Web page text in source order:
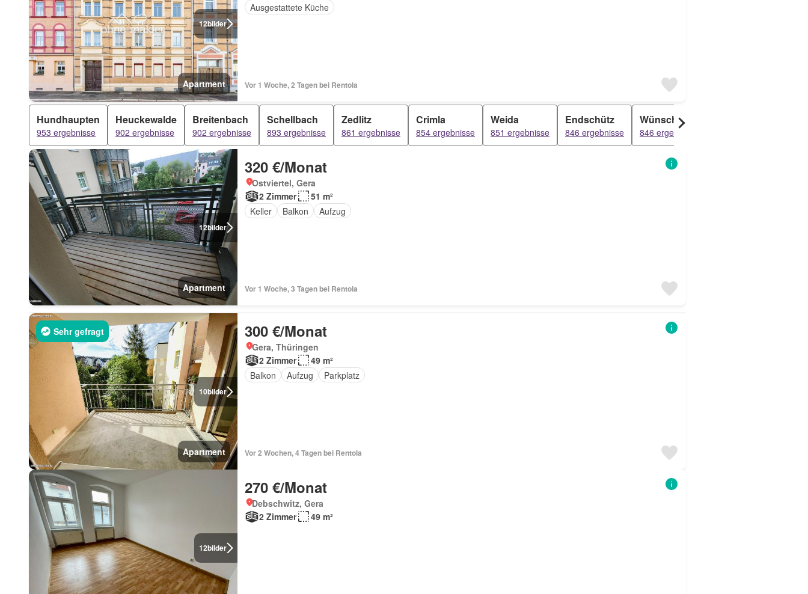
12bilder
Apartment
Ausgestattete Küche
Vor 1 Woche, 2 Tagen bei Rentola
Hundhaupten
953 ergebnisse
Heuckewalde
902 ergebnisse
Breitenbach
902 ergebnisse
Schellbach
893 ergebnisse
Zedlitz
861 ergebnisse
Crimla
854 ergebnisse
Weida
851 ergebnisse
Endschütz
846 ergebnisse
Wünschendorf
846 ergebnisse
12bilder
Apartment
320 €/Monat
Ostviertel, Gera
2 Zimmer
51 m²
Keller
Balkon Aufzug
Vor 1 Woche, 3 Tagen bei Rentola
10bilder
Sehr gefragt
Apartment
300 €/Monat
Gera, Thüringen
2 Zimmer
49 m²
Balkon
Aufzug Parkplatz
Vor 2 Wochen, 4 Tagen bei Rentola
12bilder
270 €/Monat
Debschwitz, Gera
2 Zimmer
49 m²